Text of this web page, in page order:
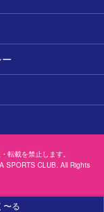
転載を禁止します。
SPORTS CLUB. All Rights
〜る